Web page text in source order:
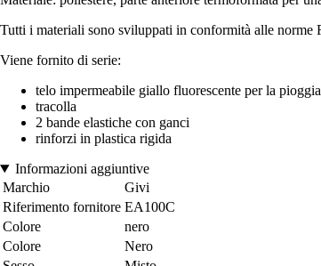
Tutti i materiali sono sviluppati in conformità alle norme
Viene fornito di serie:
telo impermeabile giallo fluorescente per la pioggia
tracolla
2 bande elastiche con ganci
rinforzi in plastica rigida
Informazioni aggiuntive
Marchio
Givi
Riferimento fornitore EA100C
Colore
nero
Colore
Nero